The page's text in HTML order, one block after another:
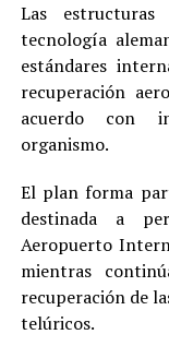
Las estructuras
tecnología
estándares
recuperación
acuerdo con
organismo.
El plan forma
destinada a
Aeropuerto
mientras
recuperación de
telúricos.